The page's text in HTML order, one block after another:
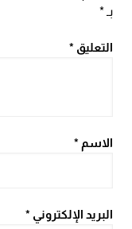
بـ*
التعليق *
الاسم *
البريد الإلكتروني *